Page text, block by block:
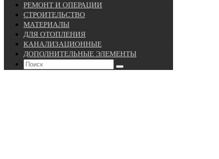
РЕМОНТ И ОПЕРАЦИИ
СТРОИТЕЛЬСТВО
МАТЕРИАЛЫ
ДЛЯ ОТОПЛЕНИЯ
КАНАЛИЗАЦИОННЫЕ
ДОПОЛНИТЕЛЬНЫЕ ЭЛЕМЕНТЫ